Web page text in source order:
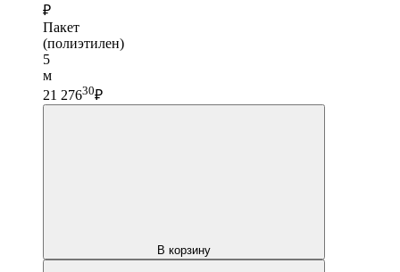
₽
Пакет
(полиэтилен)
5
м
21 27630₽
В корзину